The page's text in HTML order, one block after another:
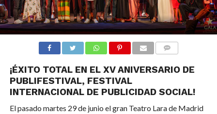
¡ÉXITO TOTAL EN EL XV ANIVERSARIO DE
PUBLIFESTIVAL, FESTIVAL
INTERNACIONAL DE PUBLICIDAD SOCIAL!
El pasado martes 29 de junio el gran Teatro Lara de Madrid